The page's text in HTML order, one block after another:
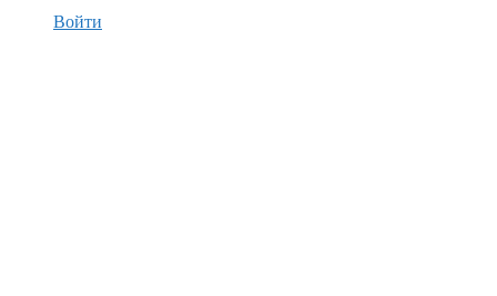
Войти